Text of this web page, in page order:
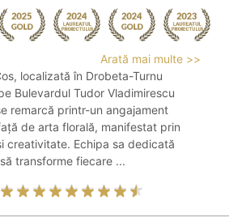
Arată mai multe >>
localizată în Drobeta-Turnu
Bulevardul Tudor Vladimirescu
remarcă printr-un angajament
de arta florală, manifestat prin
creativitate. Echipa sa dedicată
transforme fiecare ...